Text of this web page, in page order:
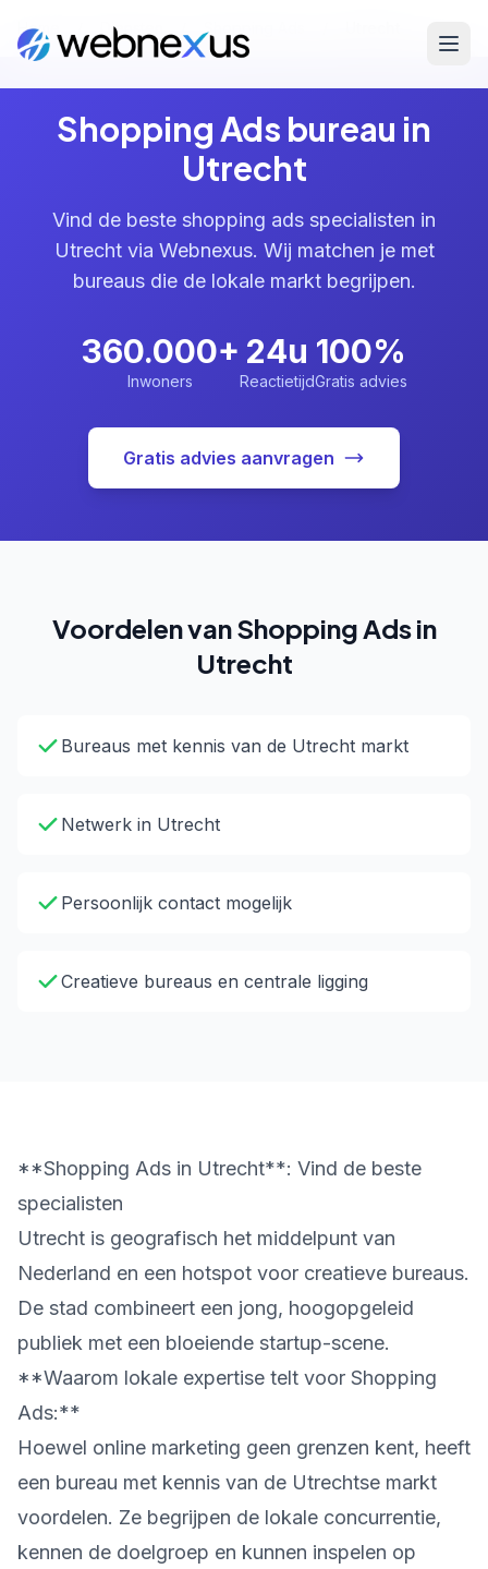
Home Diensten Shopping Ads
Shopping Ads bureau in
Utrecht
Vind de beste shopping ads specialisten in
Utrecht via Webnexus. Wij matchen je met
bureaus die de lokale markt begrijpen.
360.000+
Inwoners
24u
Reactietijd
100%
Gratis advies
Gratis advies aanvragen
Voordelen van Shopping Ads in
Utrecht
Bureaus met kennis van de Utrecht markt
Netwerk in Utrecht
Persoonlijk contact mogelijk
Creatieve bureaus en centrale ligging
**Shopping Ads in Utrecht**: Vind de beste
specialisten
Utrecht is geografisch het middelpunt van
Nederland en een hotspot voor creatieve bureaus.
De stad combineert een jong, hoogopgeleid
publiek met een bloeiende startup-scene.
**Waarom lokale expertise telt voor Shopping
Ads:**
Hoewel online marketing geen grenzen kent, heeft
een bureau met kennis van de Utrechtse markt
voordelen. Ze begrijpen de lokale concurrentie,
kennen de doelgroep en kunnen inspelen op